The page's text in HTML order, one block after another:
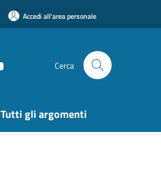
Accedi all'area personale
Cerca
Tutti gli argomenti